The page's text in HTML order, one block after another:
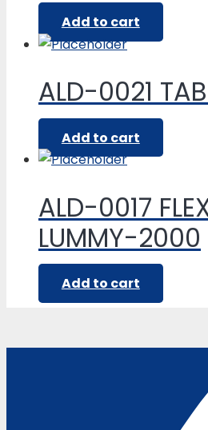
Add to cart
ALD-0021
Add to cart
ALD-0017
LUMMY-2000
Add to cart